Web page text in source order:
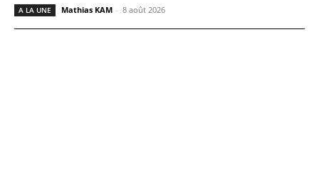
A LA UNE Mathias KAM - 8 août 2026